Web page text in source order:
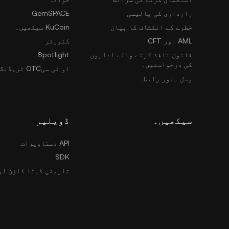
رازداری کی پالیسی
خطرے کے انکشاف کا بیان
AML اور CFT
قانون نافذ کرنے والے اداروں
کی درخواستیں۔
وسل بلور رابطہ
GemSPACE
KuCoin سیکھیں۔
کنورٹر
Spotlight
او ٹی سیOTC ٹریڈنگ
سیکھیں۔ ڈویلپر
API دستاویزات
SDK
تاریخی ڈیٹا ڈاؤن